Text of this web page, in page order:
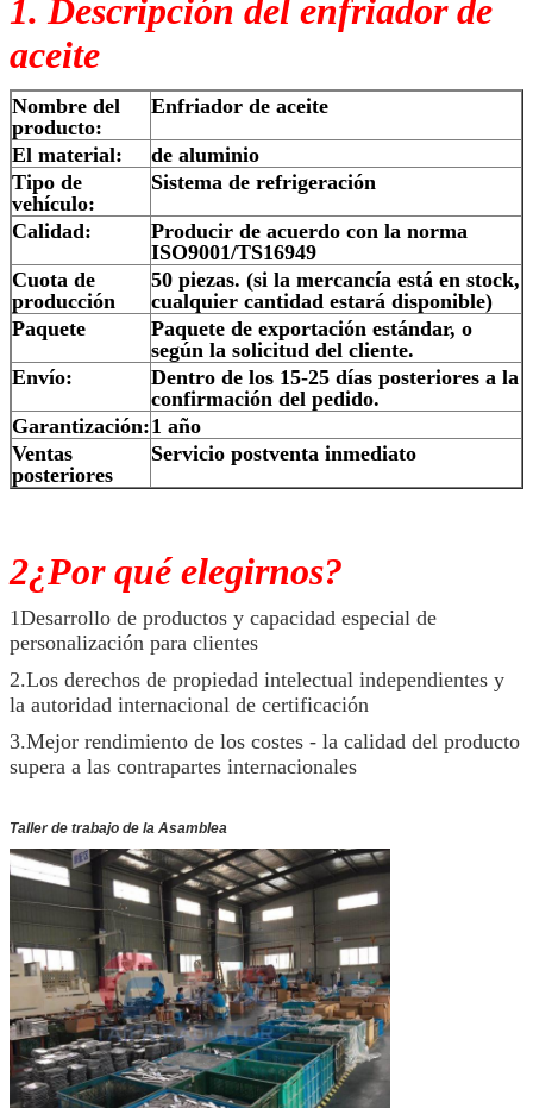
1. Descripción del enfriador de
aceite
Nombre del
producto:
Enfriador de aceite
El material:
de aluminio
Tipo de
vehículo:
Sistema de refrigeración
Calidad:
Producir de acuerdo con la norma
ISO9001/TS16949
Cuota de
producción
50 piezas. (si la mercancía está en stock,
cualquier cantidad estará disponible)
Paquete
Paquete de exportación estándar, o
según la solicitud del cliente.
Envío:
Dentro de los 15-25 días posteriores a la
confirmación del pedido.
Garantización:1 año
Ventas
posteriores
Servicio postventa inmediato
2¿Por qué elegirnos?
1Desarrollo de productos y capacidad especial de
personalización para clientes
2.Los derechos de propiedad intelectual independientes y
la autoridad internacional de certificación
3.Mejor rendimiento de los costes - la calidad del producto
supera a las contrapartes internacionales
Taller de trabajo de la Asamblea